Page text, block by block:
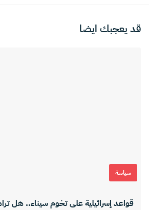
قد يعجبك ايضا
سياسة
قواعد إسرائيلية على تخوم سيناء.. هل